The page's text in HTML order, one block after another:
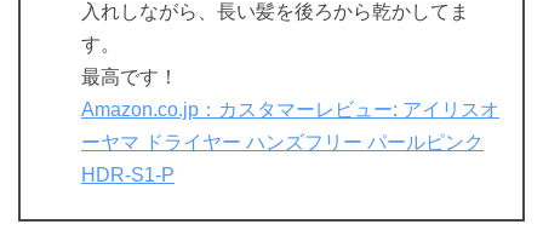
入れしながら、長い髪を後ろから乾かしてま
す。
最高です！
Amazon.co.jp：カスタマーレビュー: アイリスオ
ーヤマ ドライヤー ハンズフリー パールピンク
HDR-S1-P